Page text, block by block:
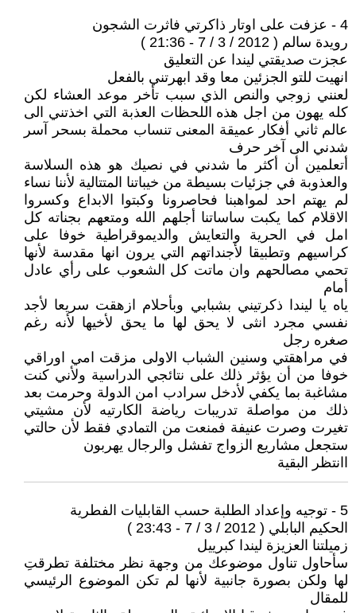
4 - عزفت على اوتار ذاكرتي فاثرت الشجون
رويدة سالم ( 2012 / 3 / 7 - 21:36 )
عجزت صديقتي ليندا عن التعليق
انهيت للتو الجزئين معا وقد ابهرتني بالفعل
لعنني زوجي والنص الذي سبب تأخر موعد العشاء لكن
كله يهون من اجل هذه اللحظات العذبة التي اخذتني الى
عالم ثاني أفكار عميقة المعنى تنساب محملة بسحر آسر
شدني الى آخر حرف
أتعلمين أن أكثر ما شدني في نصيك هو هذه السلاسة
والعذوبة في جزئيات بسيطة من خيباتنا المتتالية لأننا نساء
لم يهتم احد لمواهبنا فحاصرونا وكبتوا الابداع وكسروا
الاقلام كما يكبت ساساتنا أجلهم الله ومتعهم بجناته كل
امل في الحرية والتعايش والديموقراطية خوفا على
كراسيهم وتطبيقا لأجنداتهم التي يرون انها مقدسة لأنها
تحمي مصالحهم وان ماتت كل الشعوب على رأي عادل
أمام
ياه يا ليندا ذكرتيني بشبابي وبأحلام ازهقت سريعا لأجد
نفسي مجرد انثى لا يحق لها ما يحق لأخيها لأنه رغم
صغره رجل
في مراهقتي وسنين الشباب الاولى مزقت امي اوراقي
خوفا من أن يؤثر ذلك على نتائجي الدراسية ولأني كنت
مشاغبة بما يكفي لأدخل سرادب امن الدولة وحرمت بعد
ذلك من مواصلة تدريبات رياضة الكارتيه لأن مشيتي
تغيرت وصرت عنيفة فمنعت من التمادي فقط لأن حالتي
ستجعل مشاريع الزواج تفشل والرجال يهربون
اانتظر البقية
5 - توجيه وإعداد الطلبة حسب القابليات الفطرية
الحكيم البابلي ( 2012 / 3 / 7 - 23:43 )
زميلتنا العزيزة ليندا كبرييل
سأحاول تناول موضوعك من وجهة نظر مختلفة تطرقتِ
لها ولكن بصورة جانبية لأنها لم تكن الموضوع الرئيسي
للمقال